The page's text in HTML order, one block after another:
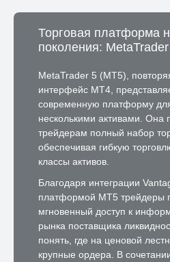
Торговая платформа
поколения:
MetaTrader 5 (MT5),
интерфейс MT4,
современную платформу
несколькими активами. Она
трейдерам полный набор
обеспечивая гибкую
классы активов.
Благодаря интеграции
платформой MT5 трейдеры
мгновенный доступ к
рынка поставщика
понять, где на ценовой
крупные ордера. В